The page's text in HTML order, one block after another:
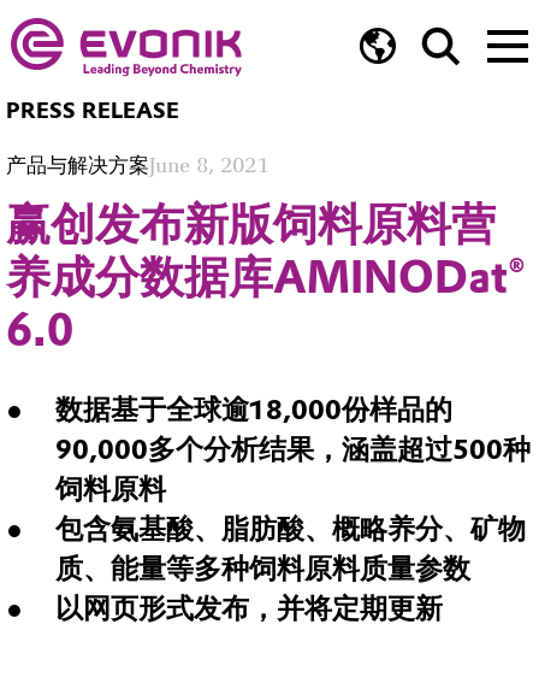
PRESS RELEASE
产品与解决方案June 8, 2021
赢创发布新版饲料原料营
养成分数据库AMINODat®
6.0
数据基于全球逾18,000份样品的
90,000多个分析结果，涵盖超过500种
饲料原料
包含氨基酸、脂肪酸、概略养分、矿物
质、能量等多种饲料原料质量参数
以网页形式发布，并将定期更新